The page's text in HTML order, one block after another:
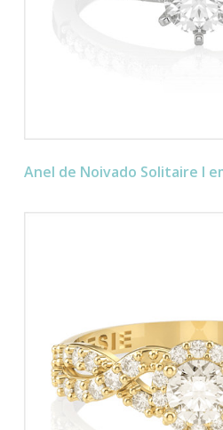
Anel de Noivado Solitaire I